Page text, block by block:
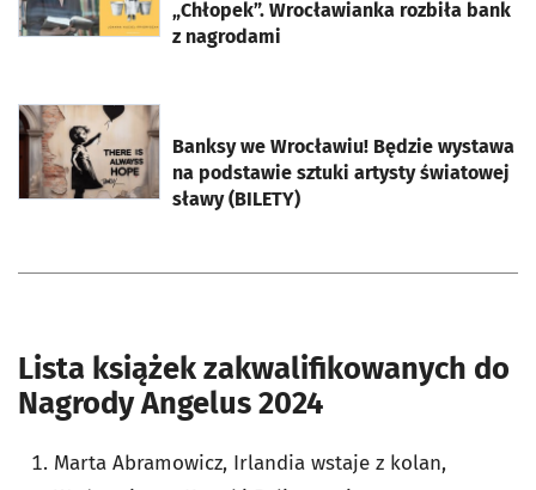
„Chłopek”. Wrocławianka rozbiła bank
z nagrodami
Banksy we Wrocławiu! Będzie wystawa
na podstawie sztuki artysty światowej
sławy (BILETY)
otworzy się w nowej karcie
Lista książek zakwalifikowanych do
Nagrody Angelus 2024
Marta Abramowicz, Irlandia wstaje z kolan,